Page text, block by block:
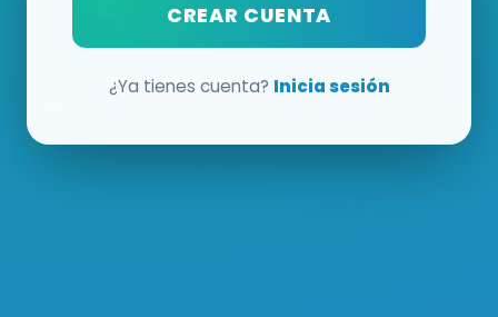
CREAR CUENTA
¿Ya tienes cuenta? Inicia sesión